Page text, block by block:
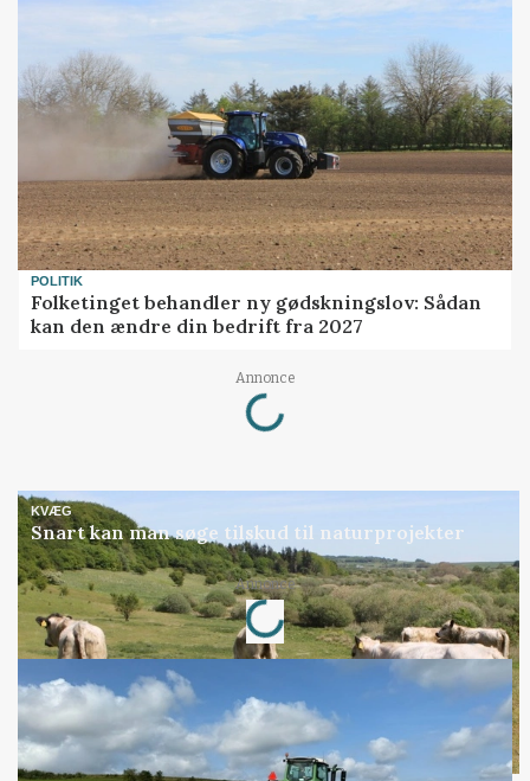
POLITIK
Folketinget behandler ny gødskningslov: Sådan
kan den ændre din bedrift fra 2027
Annonce
Loading...
KVÆG
Snart kan man søge tilskud til naturprojekter
Annonce
Loading...